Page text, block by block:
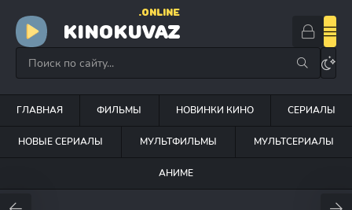
KINOKUVAZ
.ONLINE
ГЛАВНАЯ ФИЛЬМЫ НОВИНКИ КИНО СЕРИАЛЫ
НОВЫЕ СЕРИАЛЫ МУЛЬТФИЛЬМЫ МУЛЬТСЕРИАЛЫ
АНИМЕ